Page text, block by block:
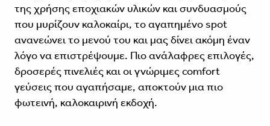
της χρήσης εποχιακών υλικών και συνδυασμούς
που μυρίζουν καλοκαίρι, το αγαπημένο spot
ανανεώνει το μενού του και μας δίνει ακόμη έναν
λόγο να επιστρέψουμε. Πιο ανάλαφρες επιλογές,
δροσερές πινελιές και οι γνώριμες comfort
γεύσεις που αγαπήσαμε, αποκτούν μια πιο
φωτεινή, καλοκαιρινή εκδοχή.